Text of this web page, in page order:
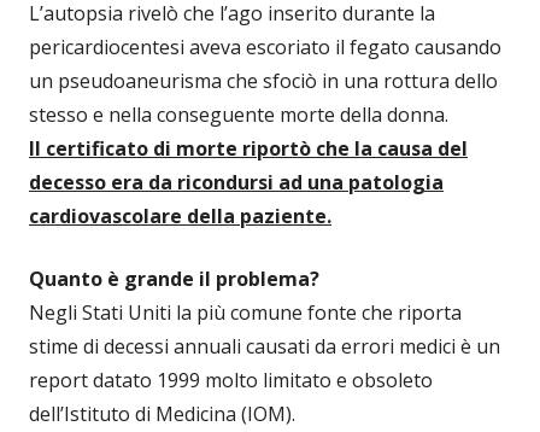
L’autopsia rivelò che l’ago inserito durante la
pericardiocentesi aveva escoriato il fegato causando
un pseudoaneurisma che sfociò in una rottura dello
stesso e nella conseguente morte della donna.
Il certificato di morte riportò che la causa del
decesso era da ricondursi ad una patologia
cardiovascolare della paziente.
Quanto è grande il problema?
Negli Stati Uniti la più comune fonte che riporta
stime di decessi annuali causati da errori medici è un
report datato 1999 molto limitato e obsoleto
dell’Istituto di Medicina (IOM).